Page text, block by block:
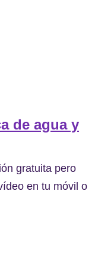
de agua y
gratuita pero
en tu móvil o